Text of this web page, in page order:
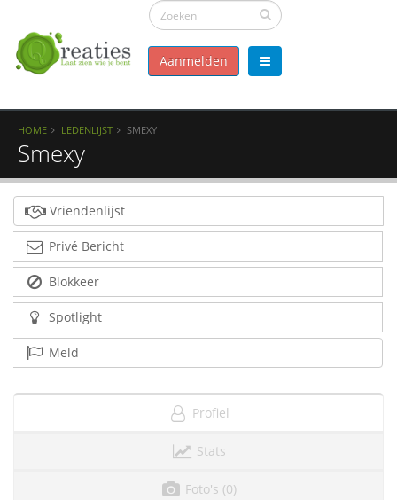
Aanmelden
HOME LEDENLIJST SMEXY
Smexy
Vriendenlijst
Privé Bericht
Blokkeer
Spotlight
Meld
Profiel
Stats
Foto's (0)